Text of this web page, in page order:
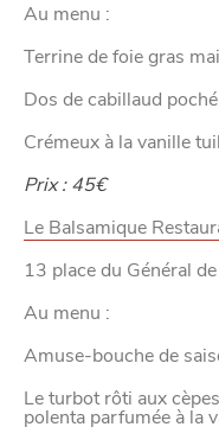
Au menu :
Terrine de foie gras
Dos de cabillaud
Crémeux à la vanille
Prix : 45€
Le Balsamique
13 place du Général
Au menu :
Amuse-bouche de
Le turbot rôti aux
polenta parfumée à la